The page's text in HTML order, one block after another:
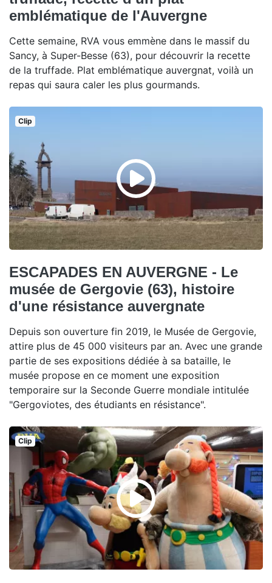
emblématique de l'Auvergne
Cette semaine, RVA vous emmène dans le massif du
Sancy, à Super-Besse (63), pour découvrir la recette
de la truffade. Plat emblématique auvergnat, voilà un
repas qui saura caler les plus gourmands.
Clip
ESCAPADES EN AUVERGNE - Le
musée de Gergovie (63), histoire
d'une résistance auvergnate
Depuis son ouverture fin 2019, le Musée de Gergovie,
attire plus de 45 000 visiteurs par an. Avec une grande
partie de ses expositions dédiée à sa bataille, le
musée propose en ce moment une exposition
temporaire sur la Seconde Guerre mondiale intitulée
"Gergoviotes, des étudiants en résistance".
Clip